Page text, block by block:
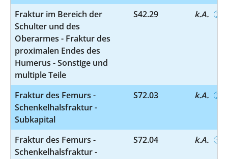
Fraktur im Bereich der
Schulter und des
Oberarmes - Fraktur des
proximalen Endes des
Humerus - Sonstige und
multiple Teile
S42.29 k.A.
Fraktur des Femurs -
Schenkelhalsfraktur -
Subkapital
S72.03 k.A.
Fraktur des Femurs -
Schenkelhalsfraktur -
S72.04 k.A.